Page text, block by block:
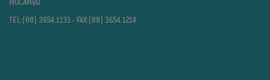
MUCAMBO
TEL:(88) 3654.1133 - FAX:(88) 3654.1214